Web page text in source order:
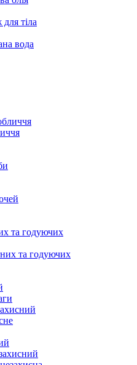
тіла
вода
та годуючих
та годуючих